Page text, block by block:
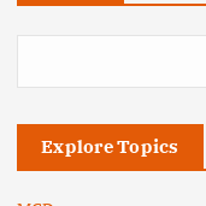
Explore Topics